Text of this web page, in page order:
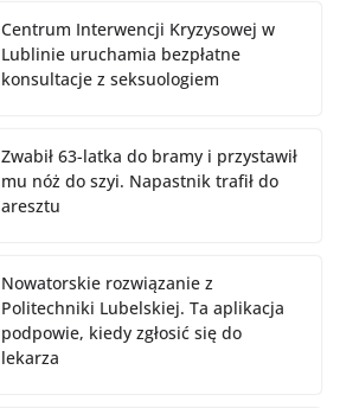
Centrum Interwencji Kryzysowej w
Lublinie uruchamia bezpłatne
konsultacje z seksuologiem
Zwabił 63-latka do bramy i przystawił
mu nóż do szyi. Napastnik trafił do
aresztu
Nowatorskie rozwiązanie z
Politechniki Lubelskiej. Ta aplikacja
podpowie, kiedy zgłosić się do
lekarza